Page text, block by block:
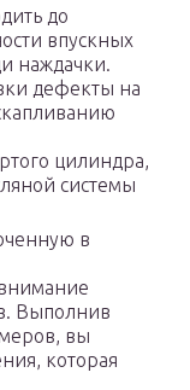
до
впускных
наждачки.
дефекты на
цилиндра,
системы
в
Выполнив
вы
которая